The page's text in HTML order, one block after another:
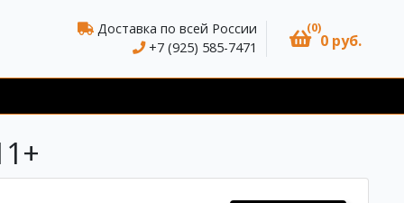
Доставка по всей России
+7 (925) 585-7471
(0)
0 руб.